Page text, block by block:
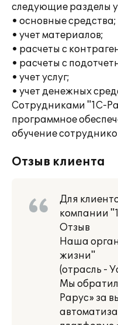
следующие разделы
• основные средства;
• учет материалов;
• расчеты с
• расчеты с
• учет услуг;
• учет денежных
Сотрудниками "1С-
программное
обучение
Отзыв клиента
Для
компании
Отзыв
Наша
жизни"
(отрасль -
Мы
Рарус» за